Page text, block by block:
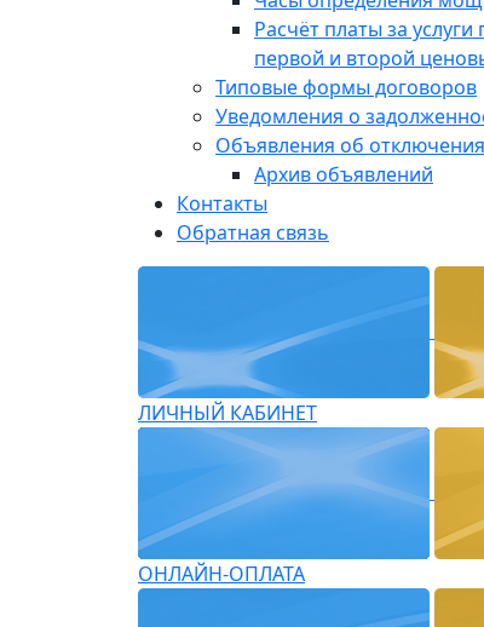
Расчёт платы за
первой и второй
Типовые формы договоров
Уведомления о
Объявления об
Архив объявлений
Контакты
Обратная связь
ЛИЧНЫЙ КАБИНЕТ
ОНЛАЙН-ОПЛАТА